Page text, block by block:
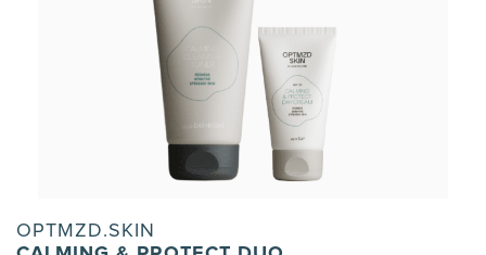
OPTMZD.SKIN